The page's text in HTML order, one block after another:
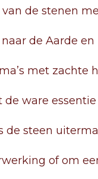
van de stenen
de Aarde en
met zachte
de ware essentie
de steen
of om